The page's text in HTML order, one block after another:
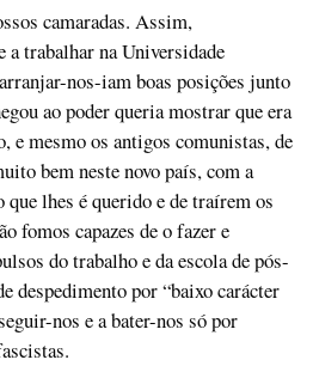
camaradas. Assim,
a trabalhar na Universidade
nos-iam boas posições junto
ao poder queria mostrar que era
e mesmo os antigos comunistas, de
bem neste novo país, com a
lhes é querido e de traírem os
fomos capazes de o fazer e
do trabalho e da escola de pós-
despedimento por “baixo carácter
nos e a bater-nos só por